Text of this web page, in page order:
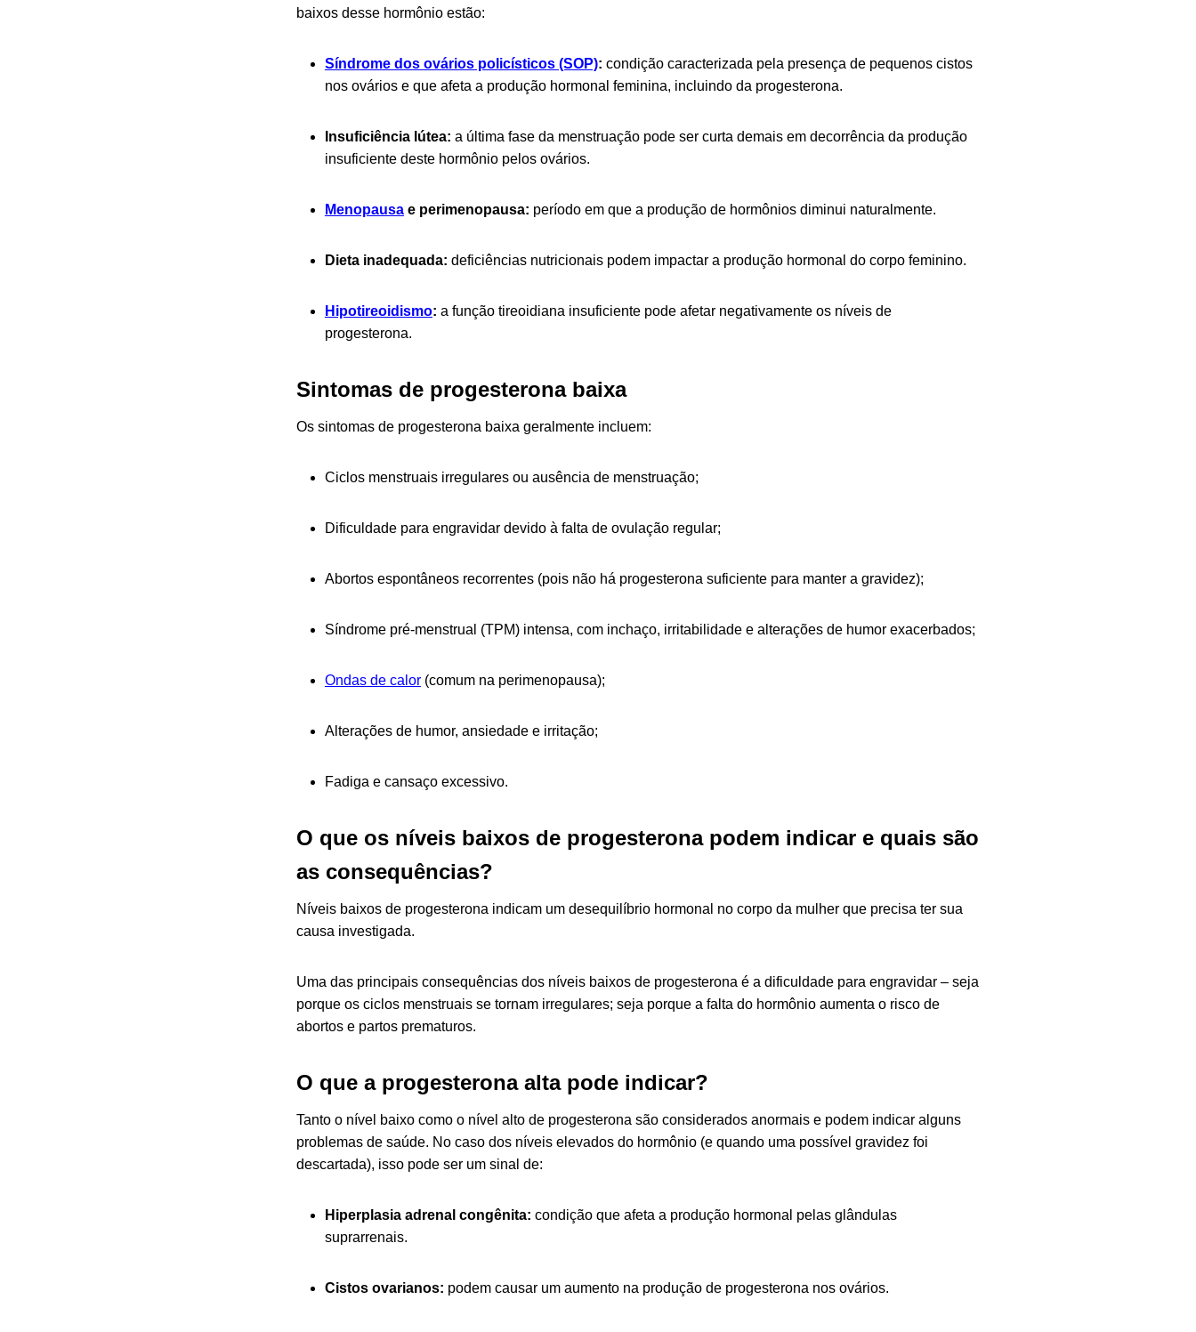
baixos desse hormônio estão:
Síndrome dos ovários policísticos (SOP): condição caracterizada pela presença de pequenos cistos
nos ovários e que afeta a produção hormonal feminina, incluindo da progesterona.
Insuficiência lútea: a última fase da menstruação pode ser curta demais em decorrência da produção
insuficiente deste hormônio pelos ovários.
Menopausae perimenopausa: período em que a produção de hormônios diminui naturalmente.
Dieta inadequada: deficiências nutricionais podem impactar a produção hormonal do corpo feminino.
Hipotireoidismo: a função tireoidiana insuficiente pode afetar negativamente os níveis de
progesterona.
Sintomas de progesterona baixa
Os sintomas de progesterona baixa geralmente incluem:
Ciclos menstruais irregulares ou ausência de menstruação;
Dificuldade para engravidar devido à falta de ovulação regular;
Abortos espontâneos recorrentes (pois não há progesterona suficiente para manter a gravidez);
Síndrome pré-menstrual (TPM) intensa, com inchaço, irritabilidade e alterações de humor exacerbados;
Ondas de calor(comum na perimenopausa);
Alterações de humor, ansiedade e irritação;
Fadiga e cansaço excessivo.
O que os níveis baixos de progesterona podem indicar e quais são
as consequências?
Níveis baixos de progesterona indicam um desequilíbrio hormonal no corpo da mulher que precisa ter sua
causa investigada.
Uma das principais consequências dos níveis baixos de progesterona é a dificuldade para engravidar – seja
porque os ciclos menstruais se tornam irregulares; seja porque a falta do hormônio aumenta o risco de
abortos e partos prematuros.
O que a progesterona alta pode indicar?
Tanto o nível baixo como o nível alto de progesterona são considerados anormais e podem indicar alguns
problemas de saúde. No caso dos níveis elevados do hormônio (e quando uma possível gravidez foi
descartada), isso pode ser um sinal de:
Hiperplasia adrenal congênita: condição que afeta a produção hormonal pelas glândulas
suprarrenais.
Cistos ovarianos: podem causar um aumento na produção de progesterona nos ovários.